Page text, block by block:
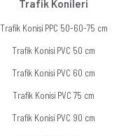
Trafik Konileri
Trafik Konisi PPC 50-60-75 cm
Trafik Konisi PVC 50 cm
Trafik Konisi PVC 60 cm
Trafik Konisi PVC 75 cm
Trafik Konisi PVC 90 cm